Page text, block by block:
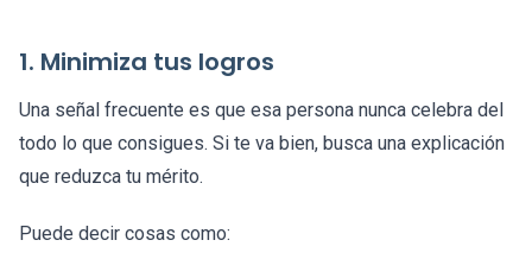
1. Minimiza tus logros
Una señal frecuente es que esa persona nunca celebra del
todo lo que consigues. Si te va bien, busca una explicación
que reduzca tu mérito.
Puede decir cosas como: